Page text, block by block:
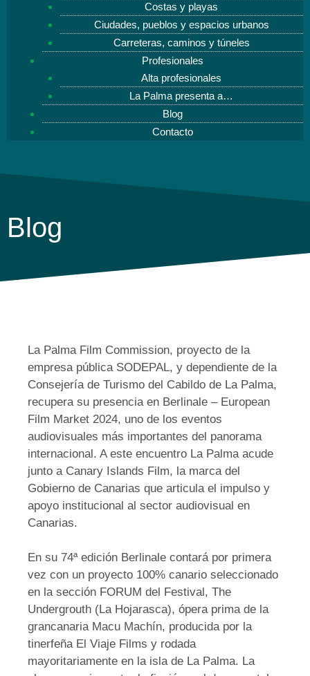
Costas y playas
Ciudades, pueblos y espacios urbanos
Carreteras, caminos y túneles
Profesionales
Alta profesionales
La Palma presenta a…
Blog
Contacto
Blog
La Palma Film Commission, proyecto de la
empresa pública SODEPAL, y dependiente de la
Consejería de Turismo del Cabildo de La Palma,
recupera su presencia en Berlinale – European
Film Market 2024, uno de los eventos
audiovisuales más importantes del panorama
internacional. A este encuentro La Palma acude
junto a Canary Islands Film, la marca del
Gobierno de Canarias que articula el impulso y
apoyo institucional al sector audiovisual en
Canarias.
En su 74ª edición Berlinale contará por primera
vez con un proyecto 100% canario seleccionado
en la sección FORUM del Festival, The
Undergrouth (La Hojarasca), ópera prima de la
grancanaria Macu Machín, producida por la
tinerfeña El Viaje Films y rodada
mayoritariamente en la isla de La Palma. La